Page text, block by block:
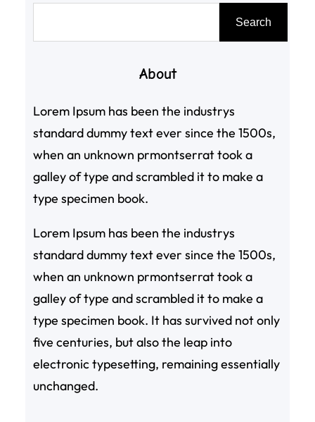
Search
About
Lorem Ipsum has been the industrys
standard dummy text ever since the 1500s,
when an unknown prmontserrat took a
galley of type and scrambled it to make a
type specimen book.
Lorem Ipsum has been the industrys
standard dummy text ever since the 1500s,
when an unknown prmontserrat took a
galley of type and scrambled it to make a
type specimen book. It has survived not only
five centuries, but also the leap into
electronic typesetting, remaining essentially
unchanged.